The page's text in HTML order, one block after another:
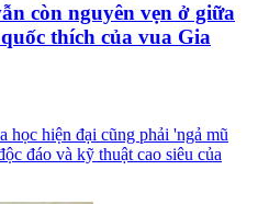
còn nguyên vẹn ở giữa
thích của vua Gia
học hiện đại cũng phải 'ngả mũ
đáo và kỹ thuật cao siêu của